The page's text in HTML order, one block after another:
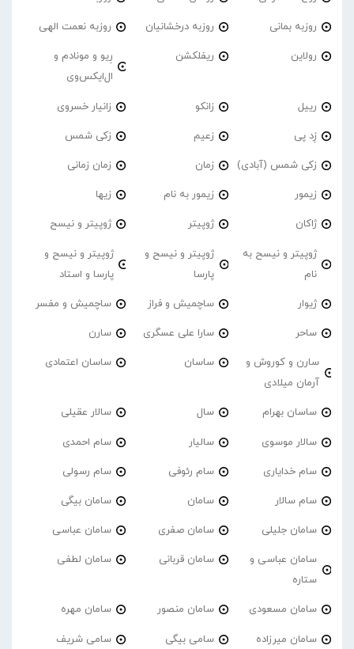
روزبه بمانی روزبه درخشانیان روزبه نعمت الهی
رولاین ریفلکشن
رِیو و مونادم و
ال‌ایکس‌وی
رییل زانکو زانیار خسروی
زِد پی زعیم زکی شمس
زکی شمس (آبادی) زمان زمان زمانی
زیمور زیمور به نام زیها
ژاکان ژوپیتر ژوپیتر و نیسح
ژوپیتر و نیسح به
نام
ژوپیتر و نیسح و
پارسا
ژوپیتر و نیسح و
پارسا و استاد
ژیوار ساچمیش و فراز ساچمیش و مفسر
ساحر سارا علی عسگری سارن
سارن و کوروش و
آرمان میلادی
ساسان ساسان اعتمادی
ساسان بهرام سال سالار عقیلی
سالار موسوی سالیار سام احمدی
سام خدایاری سام رئوفی سام رسولی
سام سالار سامان سامان بیگی
سامان جلیلی سامان صفری سامان عباسی
سامان عباسی و
ستاره
سامان قربانی سامان لطفی
سامان مسعودی سامان منصور سامان مهره
سامان میرزاده سامی بیگی سامی شریف